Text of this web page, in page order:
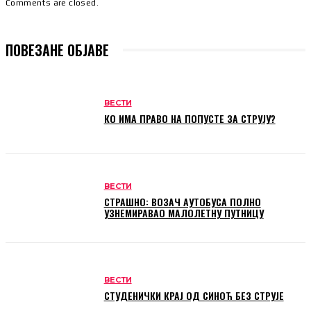
Comments are closed.
ПОВЕЗАНЕ ОБЈАВЕ
ВЕСТИ
КО ИМА ПРАВО НА ПОПУСТЕ ЗА СТРУЈУ?
ВЕСТИ
СТРАШНО: ВОЗАЧ АУТОБУСА ПОЛНО
УЗНЕМИРАВАО МАЛОЛЕТНУ ПУТНИЦУ
ВЕСТИ
СТУДЕНИЧКИ КРАЈ ОД СИНОЋ БЕЗ СТРУЈЕ